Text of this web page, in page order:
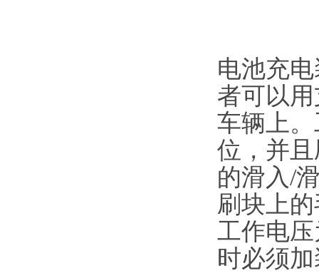
电池充
者可以
车辆上
位，并
的滑入/
刷块上
工作电
时必须